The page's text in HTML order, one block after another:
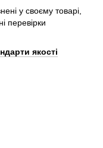
у своєму товарі,
перевірки
якості